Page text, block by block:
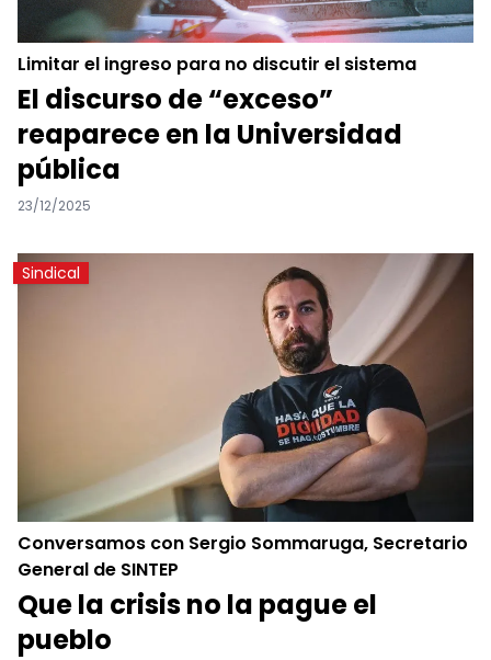
Limitar el ingreso para no discutir el sistema
El discurso de “exceso”
reaparece en la Universidad
pública
23/12/2025
Sindical
Conversamos con Sergio Sommaruga, Secretario
General de SINTEP
Que la crisis no la pague el
pueblo